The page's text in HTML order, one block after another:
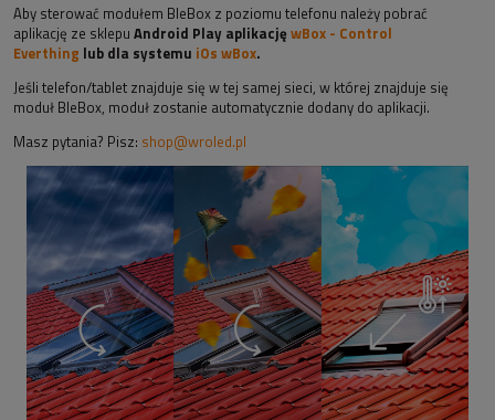
Aby sterować modułem BleBox z poziomu telefonu należy pobrać
aplikację ze sklepu Android Play aplikację wBox - Control
Everthing lub dla systemu iOs wBox.
Jeśli telefon/tablet znajduje się w tej samej sieci, w której znajduje się
moduł BleBox, moduł zostanie automatycznie dodany do aplikacji.
Masz pytania? Pisz: shop@wroled.pl